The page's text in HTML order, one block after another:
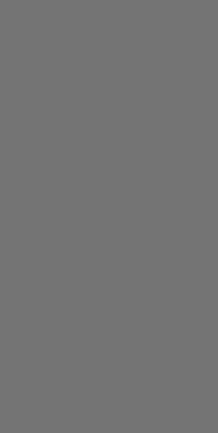
|
Analyst - Sales Planning &
&
|